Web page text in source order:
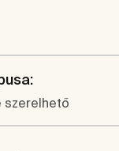
szerelhető